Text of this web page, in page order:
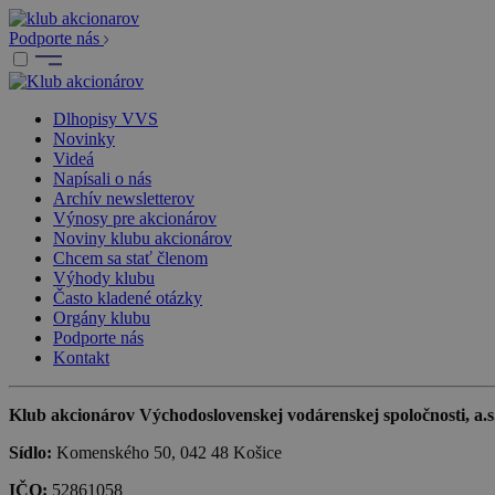
Podporte nás
Dlhopisy VVS
Novinky
Videá
Napísali o nás
Archív newsletterov
Výnosy pre akcionárov
Noviny klubu akcionárov
Chcem sa stať členom
Výhody klubu
Často kladené otázky
Orgány klubu
Podporte nás
Kontakt
Klub akcionárov Východoslovenskej vodárenskej spoločnosti,
Sídlo: Komenského 50, 042 48 Košice
IČO: 52861058